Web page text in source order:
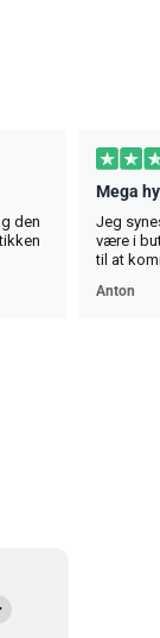
den
Mega
Jeg
være i
til at
Anton